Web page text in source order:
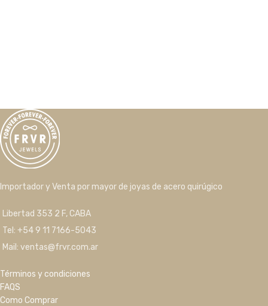
Importador y Venta por mayor de joyas de acero quirúgico
Libertad 353 2 F, CABA
Tel: +54 9 11 7166-5043
Mail: ventas@frvr.com.ar
Términos y condiciones
FAQS
Como Comprar